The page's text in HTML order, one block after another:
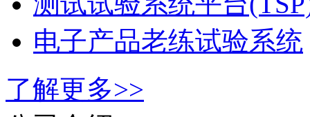
太阳阵模拟器(SAS)
测试试验系统平台
电子产品老练试验系统